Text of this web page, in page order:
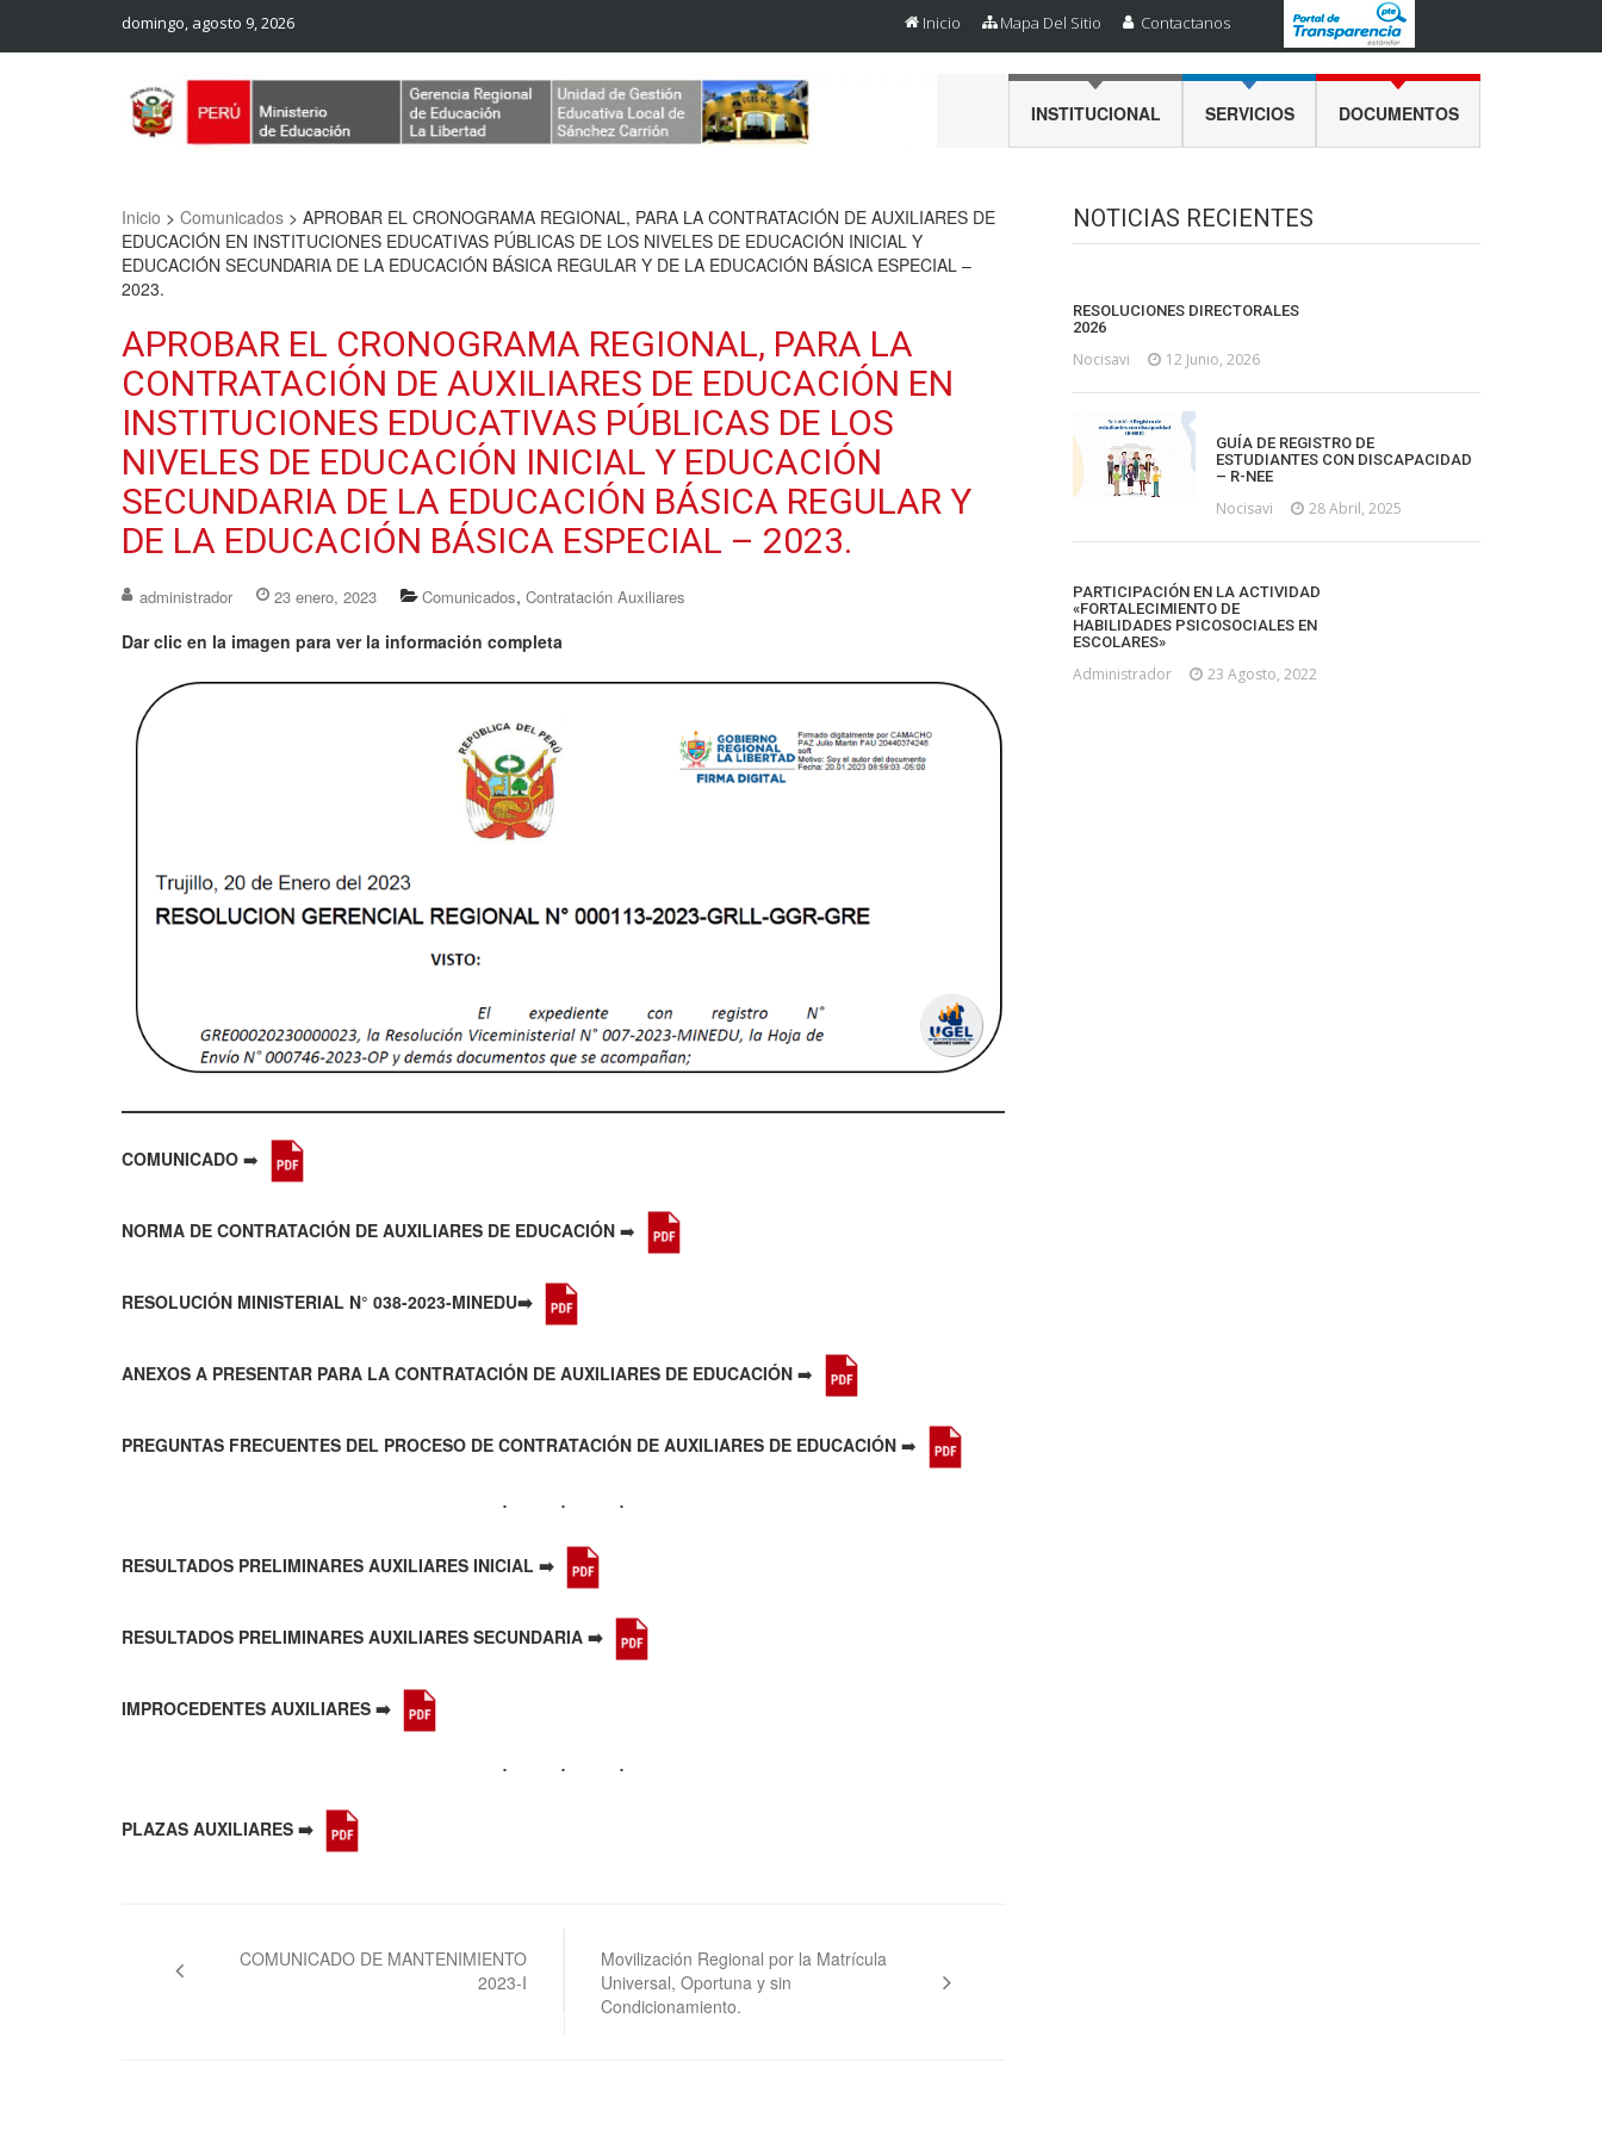
domingo, agosto 9, 2026 Inicio Mapa Del Sitio Contactanos
INSTITUCIONAL SERVICIOS DOCUMENTOS
Inicio > Comunicados > APROBAR EL CRONOGRAMA REGIONAL, PARA LA CONTRATACIÓN DE AUXILIARES DE
EDUCACIÓN EN INSTITUCIONES EDUCATIVAS PÚBLICAS DE LOS NIVELES DE EDUCACIÓN INICIAL Y
EDUCACIÓN SECUNDARIA DE LA EDUCACIÓN BÁSICA REGULAR Y DE LA EDUCACIÓN BÁSICA ESPECIAL –
2023.
APROBAR EL CRONOGRAMA REGIONAL, PARA LA
CONTRATACIÓN DE AUXILIARES DE EDUCACIÓN EN
INSTITUCIONES EDUCATIVAS PÚBLICAS DE LOS
NIVELES DE EDUCACIÓN INICIAL Y EDUCACIÓN
SECUNDARIA DE LA EDUCACIÓN BÁSICA REGULAR Y
DE LA EDUCACIÓN BÁSICA ESPECIAL – 2023.
administrador 23 enero, 2023 Comunicados, Contratación Auxiliares
Dar clic en la imagen para ver la información completa
COMUNICADO ➡️
NORMA DE CONTRATACIÓN DE AUXILIARES DE EDUCACIÓN ➡️
RESOLUCIÓN MINISTERIAL N° 038-2023-MINEDU➡️
ANEXOS A PRESENTAR PARA LA CONTRATACIÓN DE AUXILIARES DE EDUCACIÓN ➡️
PREGUNTAS FRECUENTES DEL PROCESO DE CONTRATACIÓN DE AUXILIARES DE EDUCACIÓN ➡️
RESULTADOS PRELIMINARES AUXILIARES INICIAL ➡️
RESULTADOS PRELIMINARES AUXILIARES SECUNDARIA ➡️
IMPROCEDENTES AUXILIARES ➡️
PLAZAS AUXILIARES ➡️
COMUNICADO DE MANTENIMIENTO
2023-I
Movilización Regional por la Matrícula
Universal, Oportuna y sin
Condicionamiento.
NOTICIAS RECIENTES
RESOLUCIONES DIRECTORALES
2026
Nocisavi 12 Junio, 2026
GUÍA DE REGISTRO DE
ESTUDIANTES CON DISCAPACIDAD
– R-NEE
Nocisavi 28 Abril, 2025
PARTICIPACIÓN EN LA ACTIVIDAD
«FORTALECIMIENTO DE
HABILIDADES PSICOSOCIALES EN
ESCOLARES»
Administrador 23 Agosto, 2022